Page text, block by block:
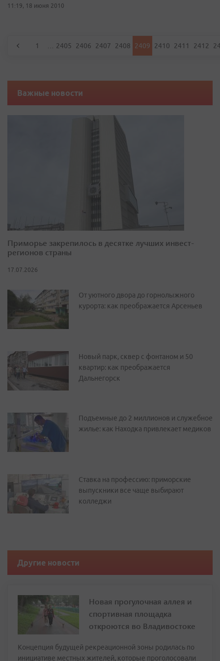
11:19, 18 июня 2010
1 … 2405 2406 2407 2408 2409 2410 2411 2412
Важные новости
Приморье закрепилось в десятке лучших инвест-
регионов страны
17.07.2026
От уютного двора до горнолыжного
курорта: как преображается Арсеньев
Новый парк, сквер с фонтаном и 50
квартир: как преображается
Дальнегорск
Подъемные до 2 миллионов и служебное
жилье: как Находка привлекает медиков
Ставка на профессию: приморские
выпускники все чаще выбирают
колледжи
Другие новости
Новая прогулочная аллея и
спортивная площадка
откроются во Владивостоке
Концепция будущей рекреационной зоны родилась по
инициативе местных жителей, которые проголосовали